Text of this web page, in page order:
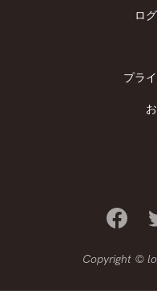
ロ
プラ
Copyright ©